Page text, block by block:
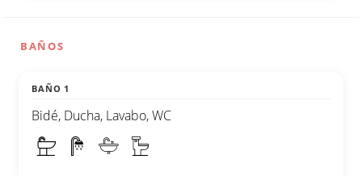
BAÑOS
BAÑO 1
Bidé, Ducha, Lavabo, WC